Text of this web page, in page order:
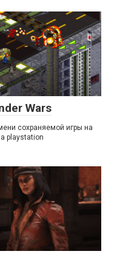
Wars
сохpаняемой игpы на
playstation